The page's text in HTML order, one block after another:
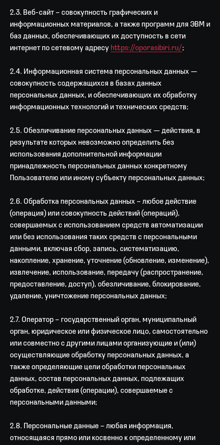
2.3. Веб-сайт – совокупность графических и
информационных материалов, а также программ для ЭВМ и
баз данных, обеспечивающих их доступность в сети
интернет по сетевому адресу https://oporasibiri.ru/;
2.4. Информационная система персональных данных —
совокупность содержащихся в базах данных
персональных данных, и обеспечивающих их обработку
информационных технологий и технических средств;
2.5. Обезличивание персональных данных — действия, в
результате которых невозможно определить без
использования дополнительной информации
принадлежность персональных данных конкретному
Пользователю или иному субъекту персональных данных;
2.6. Обработка персональных данных – любое действие
(операция) или совокупность действий (операций),
совершаемых с использованием средств автоматизации
или без использования таких средств с персональными
данными, включая сбор, запись, систематизацию,
накопление, хранение, уточнение (обновление, изменение),
извлечение, использование, передачу (распространение,
предоставление, доступ), обезличивание, блокирование,
удаление, уничтожение персональных данных;
2.7. Оператор – государственный орган, муниципальный
орган, юридическое или физическое лицо, самостоятельно
или совместно с другими лицами организующие и (или)
осуществляющие обработку персональных данных, а
также определяющие цели обработки персональных
данных, состав персональных данных, подлежащих
обработке, действия (операции), совершаемые с
персональными данными;
2.8. Персональные данные – любая информация,
относящаяся прямо или косвенно к определенному или